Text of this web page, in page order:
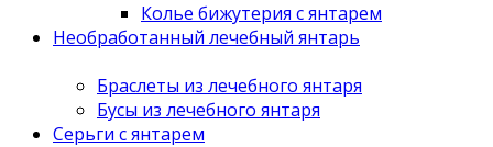
Колье бижутерия с янтарем
Необработанный лечебный янтарь
Браслеты из лечебного янтаря
Бусы из лечебного янтаря
Серьги с янтарем